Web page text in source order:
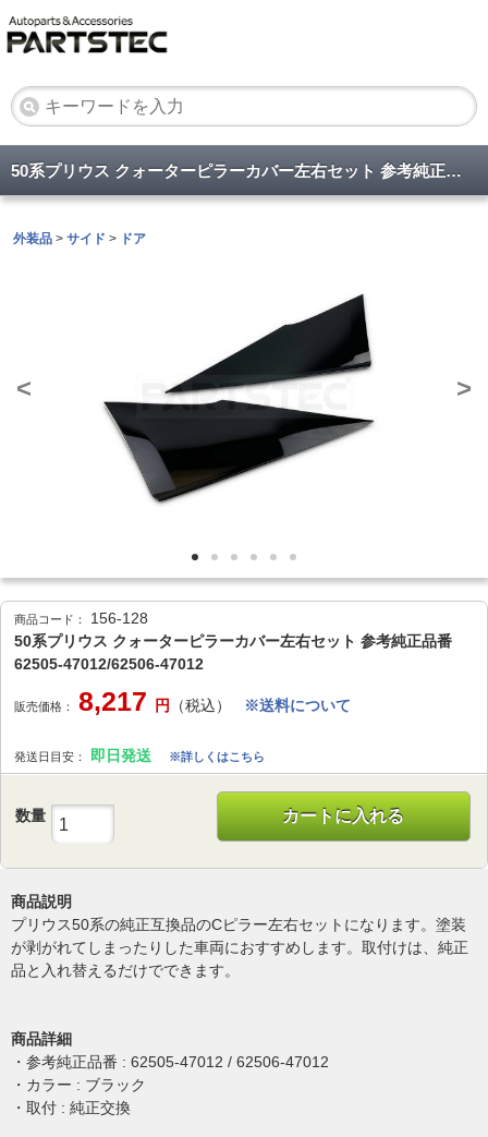
50系プリウス クォーターピラーカバー左右セット 参考純正品番 62505-47012/62506-47012
外装品 > サイド > ドア
< >
商品コード：
156-128
50系プリウス クォーターピラーカバー左右セット 参考純正品番
62505-47012/62506-47012
販売価格： 8,217 円 （税込） ※送料について
発送日目安： 即日発送 ※詳しくはこちら
数量 カートに入れる
商品説明
プリウス50系の純正互換品のCピラー左右セットになります。塗装
が剥がれてしまったりした車両におすすめします。取付けは、純正
品と入れ替えるだけでできます。
商品詳細
・参考純正品番 : 62505-47012 / 62506-47012
・カラー : ブラック
・取付 : 純正交換